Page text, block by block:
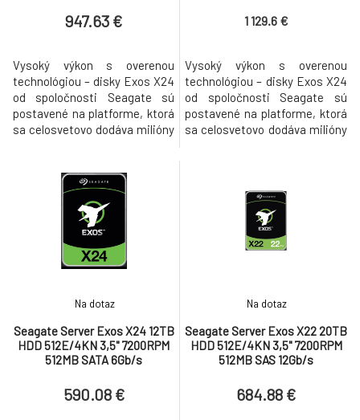
947.63 €
Vysoký výkon s overenou
technológiou – disky Exos X24
od spoločnosti Seagate sú
postavené na platforme, ktorá
sa celosvetovo dodáva milióny
cloudových služieb. Exos X24,
navrhnutý s najvyššou
efektívnosťou rackového
priestoru a chránený pomocou
Seagate Secure, ponúka
extrémnu špičkovú k
1 129.6 €
Vysoký výkon s overenou
technológiou – disky Exos X24
od spoločnosti Seagate sú
postavené na platforme, ktorá
sa celosvetovo dodáva milióny
navrhnutý s najvyššou
efektívnosťou rackového
priestoru a chránený pomocou
Seagate Secure, ponúka
Seagate Server Exos X24 12TB
HDD 512E/4KN 3,5" 7200RPM
512MB SATA 6Gb/s
Na dotaz
590.08 €
Seagate Server Exos X22 20TB
HDD 512E/4KN 3,5" 7200RPM
512MB SAS 12Gb/s
Na dotaz
684.88 €